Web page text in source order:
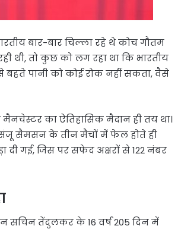
बार-बार चिल्ला रहे थे कोच गौतम
थी, तो कुछ को लग रहा था कि भारतीय
पानी को कोई रोक नहीं सकता, वैसे
का ऐतिहासिक मैदान ही तय था।
संजू सैमसन के तीन मैचों में फेल होते ही
गई, जिस पर सफेद अक्षरों से 122 नंबर
सचिन तेंदुलकर के 16 वर्ष 205 दिन में